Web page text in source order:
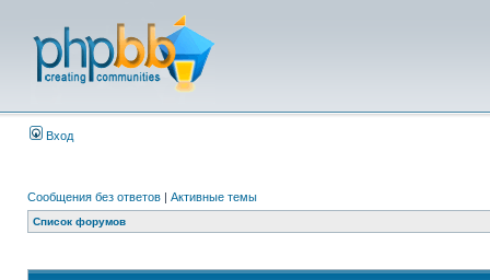
Вход
Сообщения без ответов | Активные темы
Список форумов